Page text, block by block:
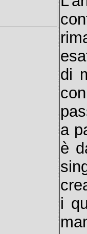
di
a
è
i